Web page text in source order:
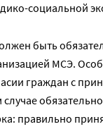
социальной
быть
МСЭ.
граждан с
правильно